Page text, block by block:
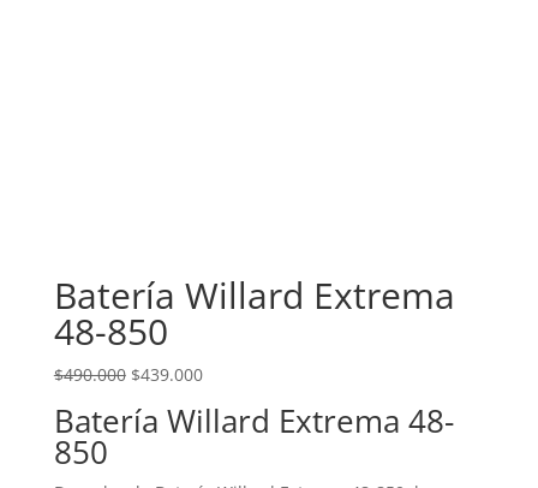
Batería Willard Extrema
48-850
$490.000 $439.000
Batería Willard Extrema 48-
850